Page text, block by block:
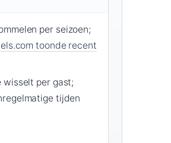
per seizoen;
toonde recent
per gast;
tijden